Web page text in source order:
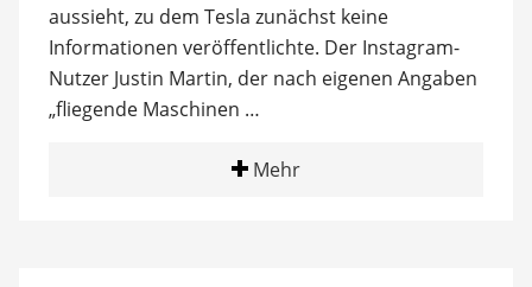
aussieht, zu dem Tesla zunächst keine
Informationen veröffentlichte. Der Instagram-
Nutzer Justin Martin, der nach eigenen Angaben
„fliegende Maschinen …
Mehr